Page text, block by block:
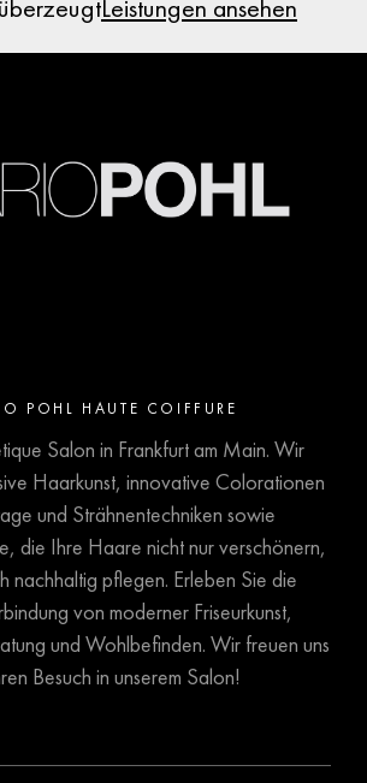
Leistungen ansehen
POHL HAUTE COIFFURE
Salon in Frankfurt am Main. Wir
Haarkunst, innovative Colorationen
und Strähnentechniken sowie
die Ihre Haare nicht nur verschönern,
nachhaltig pflegen. Erleben Sie die
von moderner Friseurkunst,
und Wohlbefinden. Wir freuen uns
Besuch in unserem Salon!